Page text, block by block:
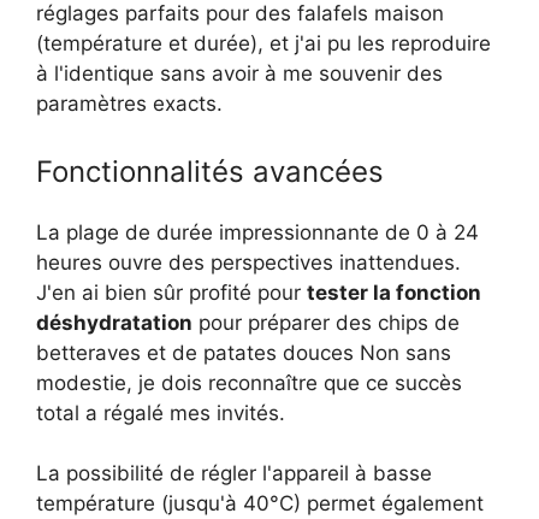
réglages parfaits pour des falafels maison
(température et durée), et j'ai pu les reproduire
à l'identique sans avoir à me souvenir des
paramètres exacts.
Fonctionnalités avancées
La plage de durée impressionnante de 0 à 24
heures ouvre des perspectives inattendues.
J'en ai bien sûr profité pour tester la fonction
déshydratation pour préparer des chips de
betteraves et de patates douces Non sans
modestie, je dois reconnaître que ce succès
total a régalé mes invités.
La possibilité de régler l'appareil à basse
température (jusqu'à 40°C) permet également